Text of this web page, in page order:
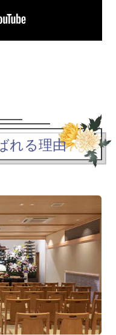
れる理由